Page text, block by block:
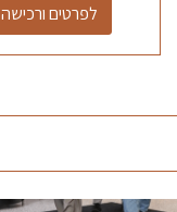
לפרטים ורכישה